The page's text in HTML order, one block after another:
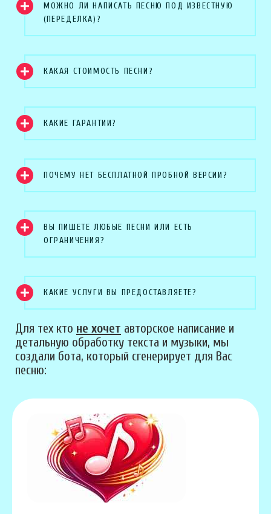
МОЖНО ЛИ НАПИСАТЬ ПЕСНЮ ПОД ИЗВЕСТНУЮ
(ПЕРЕДЕЛКА)?
КАКАЯ СТОИМОСТЬ ПЕСНИ?
КАКИЕ ГАРАНТИИ?
ПОЧЕМУ НЕТ БЕСПЛАТНОЙ ПРОБНОЙ ВЕРСИИ?
ВЫ ПИШЕТЕ ЛЮБЫЕ ПЕСНИ ИЛИ ЕСТЬ
ОГРАНИЧЕНИЯ?
КАКИЕ УСЛУГИ ВЫ ПРЕДОСТАВЛЯЕТЕ?
Для тех кто не хочет авторское написание и
детальную обработку текста и музыки, мы
создали бота, который сгенерирует для Вас
песню: